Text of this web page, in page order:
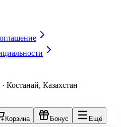
Костанай, Казахстан
Корзина Бонус Ещё